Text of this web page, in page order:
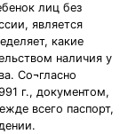
лиц без
является
какие
наличия у
Со¬гласно
г., документом,
всего паспорт,